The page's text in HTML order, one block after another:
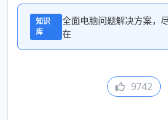
知识
库
全面电脑问题解决方案，
在
9742